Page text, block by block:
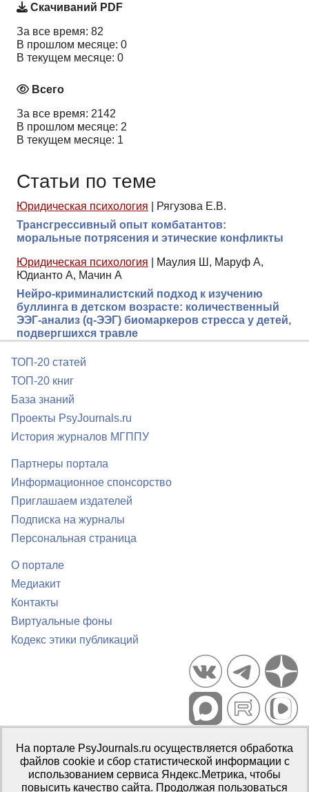
Скачиваний PDF
За все время: 82
В прошлом месяце: 0
В текущем месяце: 0
Всего
За все время: 2142
В прошлом месяце: 2
В текущем месяце: 1
Статьи по теме
Юридическая психология
Рягузова Е.В.
Трансгрессивный опыт комбатантов:
моральные потрясения и этические конфликты
Юридическая психология
Маулия Ш, Маруф А,
Юдианто А, Мачин А
Нейро-криминалистский подход к изучению
буллинга в детском возрасте: количественный
ЭЭГ-анализ (q-ЭЭГ) биомаркеров стресса у детей,
подвергшихся травле
ТОП-20 статей
ТОП-20 книг
База знаний
Проекты PsyJournals.ru
История журналов МГППУ
Партнеры портала
Информационное спонсорство
Приглашаем издателей
Подписка на журналы
Персональная страница
О портале
Медиакит
Контакты
Виртуальные фоны
Кодекс этики публикаций
Портал психологических изданий PsyJournals.ru, 2007–2026
Правила использования материалов
Свидетельство регистрации СМИЭл № ФС77-66447 от 14 июля
2016 г.
На портале PsyJournals.ru осуществляется обработка
файлов cookie и сбор статистической информации с
использованием сервиса Яндекс.Метрика, чтобы
повысить качество сайта. Продолжая пользоваться